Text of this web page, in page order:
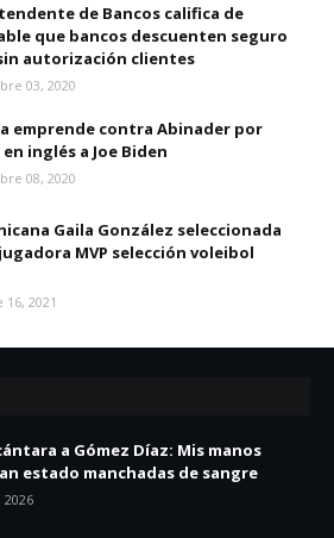
de Bancos califica de
que bancos descuenten seguro
autorización clientes
03, 2020
emprende contra Abinader por
inglés a Joe Biden
08, 2020
Gaila González seleccionada
MVP selección voleibol
2021
a Gómez Díaz: Mis manos
estado manchadas de sangre
2026